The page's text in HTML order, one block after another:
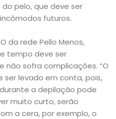
pelo, que deve ser
futuros.
da rede Pello Menos,
tempo deve ser
não sofra complicações. “O
levado em conta, pois,
a depilação pode
muito curto, serão
a cera, por exemplo, o